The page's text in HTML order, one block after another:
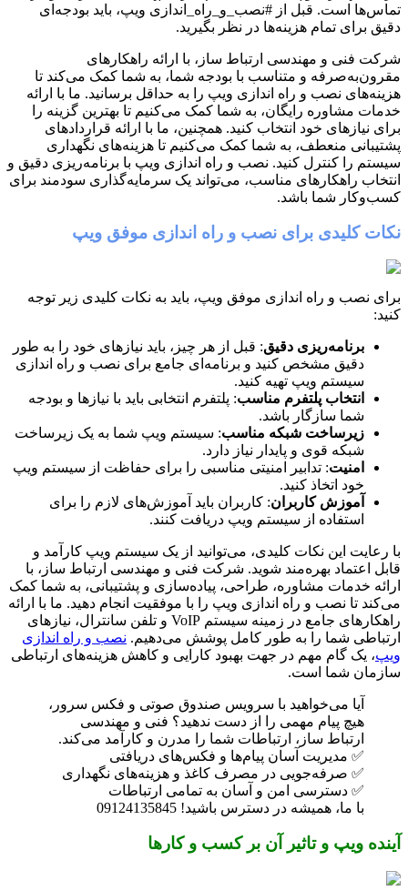
تماس‌ها است. قبل از #نصب_و_راه_اندازی ویپ، باید بودجه‌ای
دقیق برای تمام هزینه‌ها در نظر بگیرید.
شرکت فنی و مهندسی ارتباط ساز، با ارائه راهکارهای
مقرون‌به‌صرفه و متناسب با بودجه شما، به شما کمک می‌کند تا
هزینه‌های نصب و راه اندازی ویپ را به حداقل برسانید. ما با ارائه
خدمات مشاوره رایگان، به شما کمک می‌کنیم تا بهترین گزینه را
برای نیازهای خود انتخاب کنید. همچنین، ما با ارائه قراردادهای
پشتیبانی منعطف، به شما کمک می‌کنیم تا هزینه‌های نگهداری
سیستم را کنترل کنید. نصب و راه اندازی ویپ با برنامه‌ریزی دقیق و
انتخاب راهکارهای مناسب، می‌تواند یک سرمایه‌گذاری سودمند برای
کسب‌وکار شما باشد.
نکات کلیدی برای نصب و راه اندازی موفق ویپ
برای نصب و راه اندازی موفق ویپ، باید به نکات کلیدی زیر توجه
کنید:
برنامه‌ریزی دقیق: قبل از هر چیز، باید نیازهای خود را به طور
دقیق مشخص کنید و برنامه‌ای جامع برای نصب و راه اندازی
سیستم ویپ تهیه کنید.
انتخاب پلتفرم مناسب: پلتفرم انتخابی باید با نیازها و بودجه
شما سازگار باشد.
زیرساخت شبکه مناسب: سیستم ویپ شما به یک زیرساخت
شبکه قوی و پایدار نیاز دارد.
امنیت: تدابیر امنیتی مناسبی را برای حفاظت از سیستم ویپ
خود اتخاذ کنید.
آموزش کاربران: کاربران باید آموزش‌های لازم را برای
استفاده از سیستم ویپ دریافت کنند.
با رعایت این نکات کلیدی، می‌توانید از یک سیستم ویپ کارآمد و
قابل اعتماد بهره‌مند شوید. شرکت فنی و مهندسی ارتباط ساز، با
ارائه خدمات مشاوره، طراحی، پیاده‌سازی و پشتیبانی، به شما کمک
می‌کند تا نصب و راه اندازی ویپ را با موفقیت انجام دهید. ما با ارائه
راهکارهای جامع در زمینه سیستم VoIP و تلفن سانترال، نیازهای
ارتباطی شما را به طور کامل پوشش می‌دهیم. نصب و راه اندازی
ویپ، یک گام مهم در جهت بهبود کارایی و کاهش هزینه‌های ارتباطی
سازمان شما است.
آیا می‌خواهید با سرویس صندوق صوتی و فکس سرور،
هیچ پیام مهمی را از دست ندهید؟ فنی و مهندسی
ارتباط ساز، ارتباطات شما را مدرن و کارآمد می‌کند.
✅ مدیریت آسان پیام‌ها و فکس‌های دریافتی
✅ صرفه‌جویی در مصرف کاغذ و هزینه‌های نگهداری
✅ دسترسی امن و آسان به تمامی ارتباطات
با ما، همیشه در دسترس باشید! 09124135845
آینده ویپ و تاثیر آن بر کسب و کارها